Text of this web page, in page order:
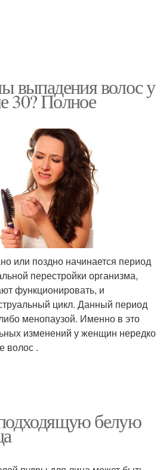
выпадения волос у
30? Полное
или поздно начинается период
перестройки организма,
функционировать, и
цикл. Данный период
менопаузой. Именно в это
изменений у женщин нередко
волос .
белую